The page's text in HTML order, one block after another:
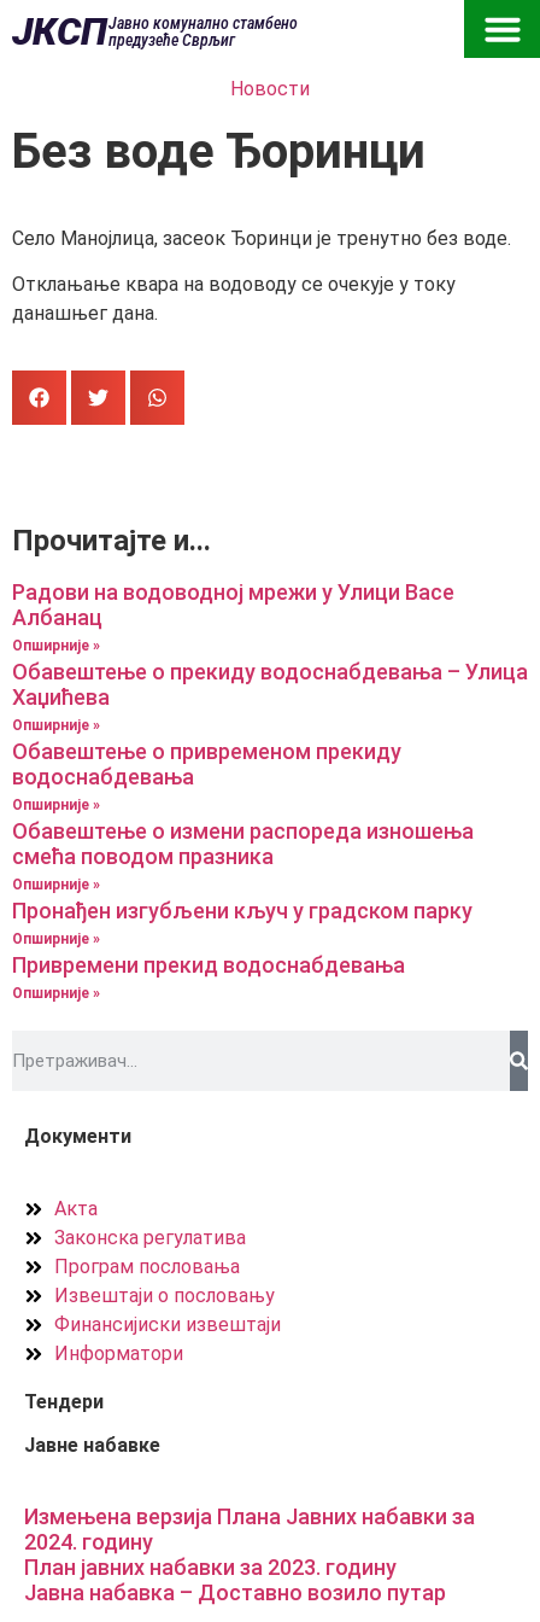
ЈКСПЈавно комунално стамбено
предузеће Сврљиг
Новости
Без воде Ђоринци
Село Манојлица, засеок Ђоринци је тренутно без воде.
Отклањање квара на водоводу се очекује у току
данашњег дана.
Прочитајте и...
Радови на водоводној мрежи у Улици Васе
Албанац
Опширније »
Обавештење о прекиду водоснабдевања – Улица
Хаџићева
Опширније »
Обавештење о привременом прекиду
водоснабдевања
Опширније »
Обавештење о измени распореда изношења
смећа поводом празника
Опширније »
Пронађен изгубљени кључ у градском парку
Опширније »
Привремени прекид водоснабдевања
Опширније »
Документи
Акта
Законска регулатива
Програм пословања
Извештаји о пословању
Финансијиски извештаји
Информатори
Тендери
Јавне набавке
Измењенa верзијa Плана Јавних набавки за
2024. годину
План јавних набавки за 2023. годину
Јавна набавка – Доставно возило путар